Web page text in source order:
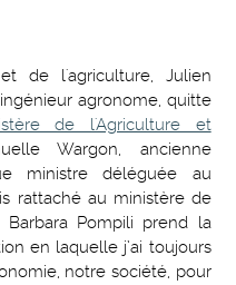
de l'agriculture, Julien
agronome, quitte
de l'Agriculture et
Wargon, ancienne
ministre déléguée au
rattaché au ministère de
Pompili prend la
en laquelle j’ai toujours
notre société, pour